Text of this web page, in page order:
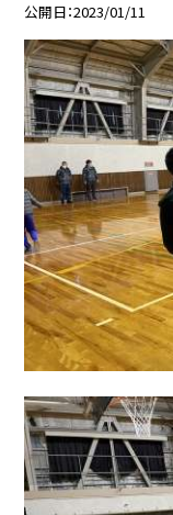
公開日 2023/01/11